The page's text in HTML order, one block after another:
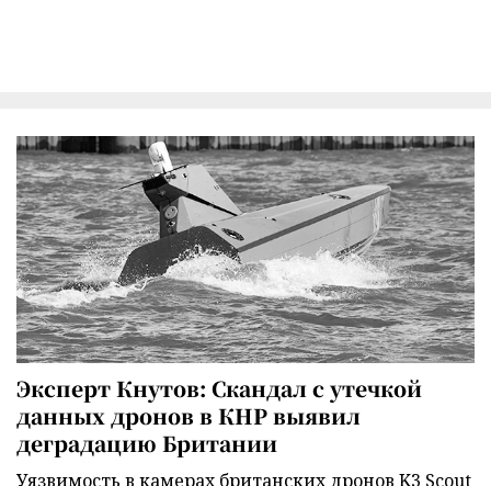
Эксперт Кнутов: Скандал с утечкой
данных дронов в КНР выявил
деградацию Британии
Уязвимость в камерах британских дронов K3 Scout